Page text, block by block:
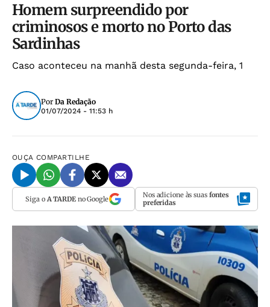
Homem surpreendido por
criminosos e morto no Porto das
Sardinhas
Caso aconteceu na manhã desta segunda-feira, 1
Por Da Redação
01/07/2024 - 11:53 h
OUÇA COMPARTILHE
Siga o A TARDEno Google Nos adicione às suas fontes
preferidas